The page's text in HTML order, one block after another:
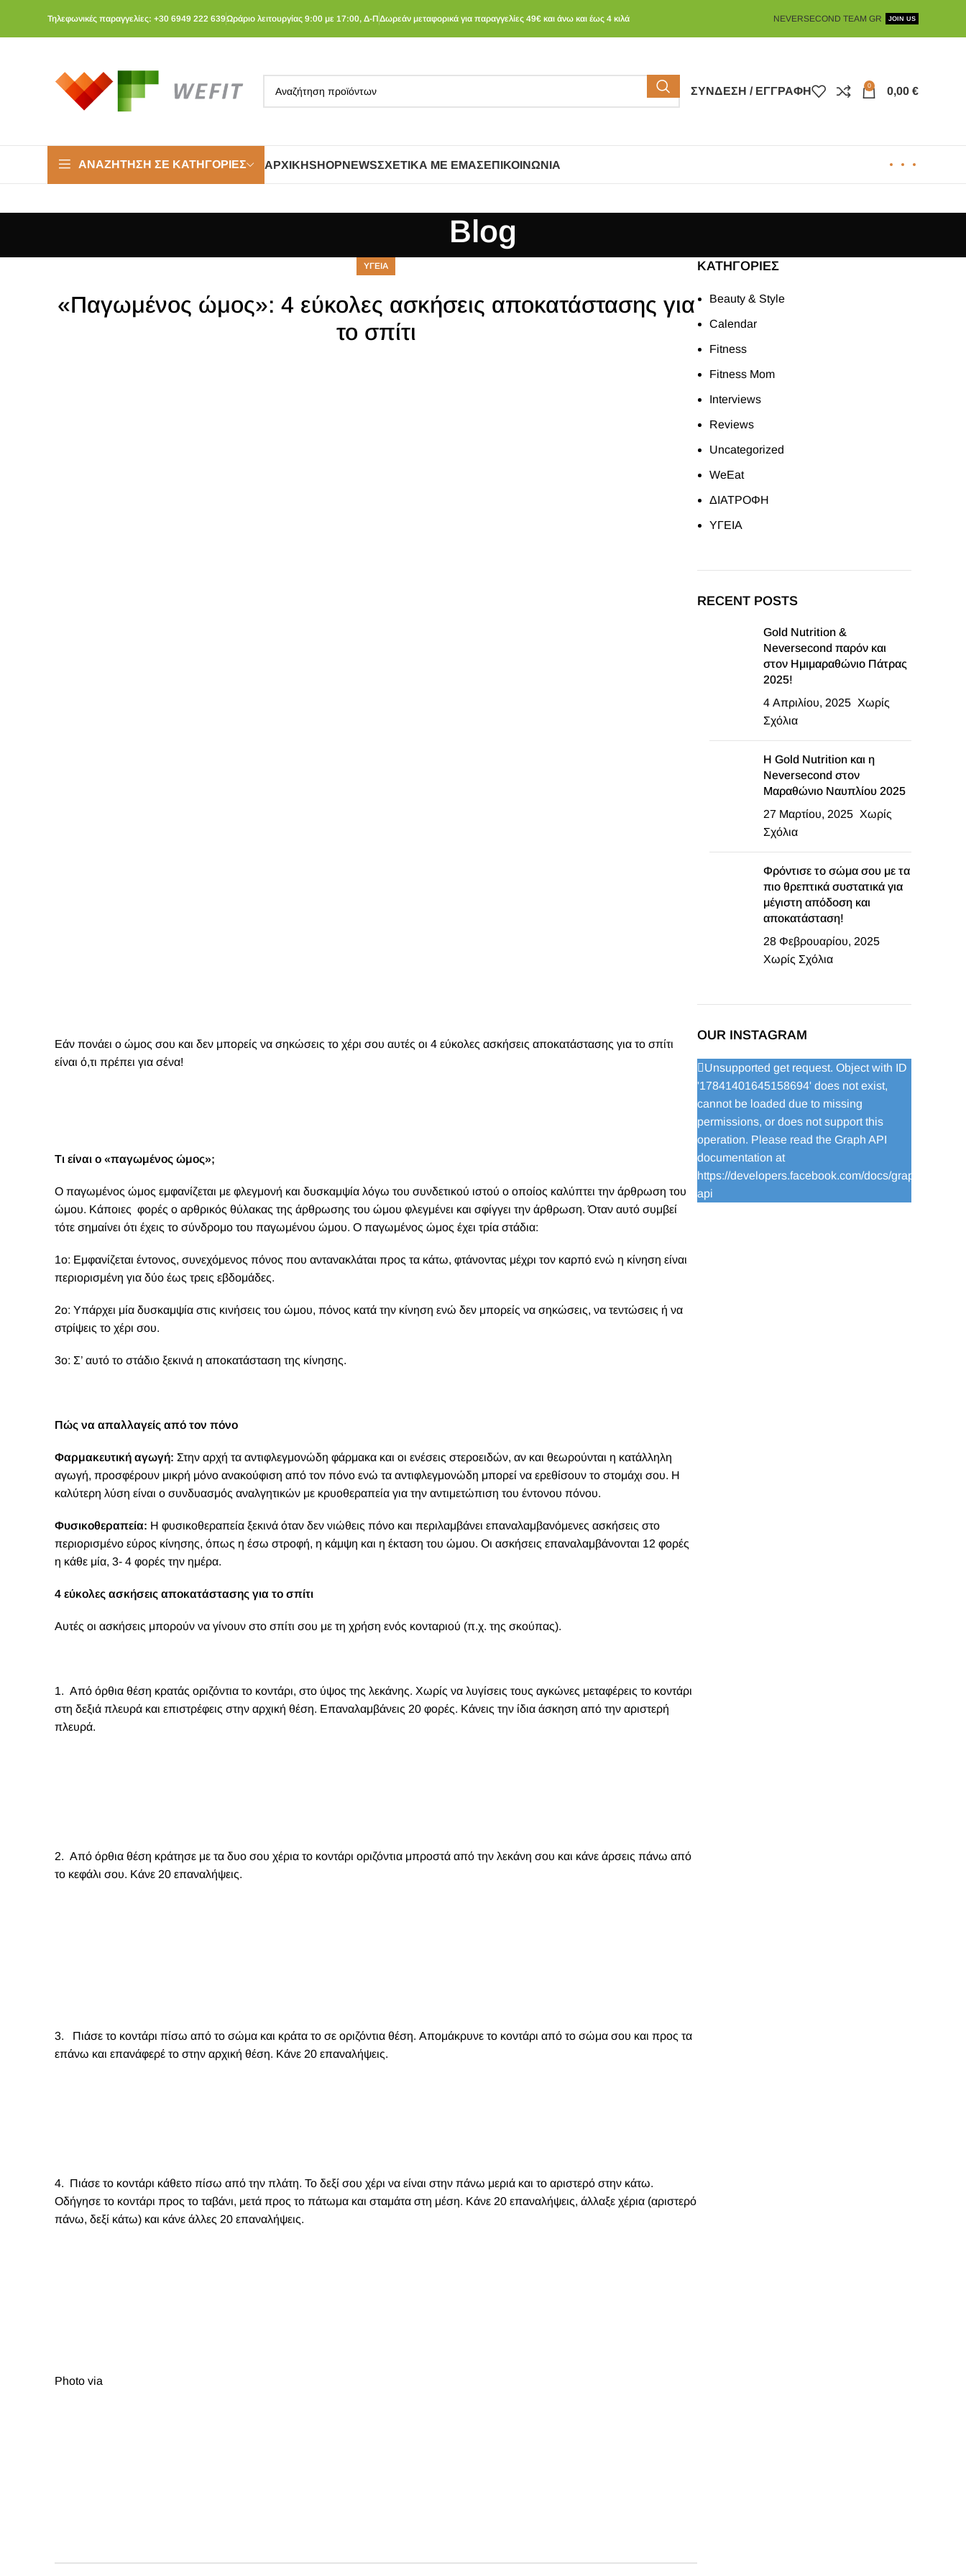
Τηλεφωνικές παραγγελίες: +30 6949 222 639Ωράριο λειτουργίας 9:00 με 17:00, Δ-ΠΔωρεάν μεταφορικά για παραγγελίες 49€ και άνω και έως 4 κιλά NEVERSECOND TEAM GR JOIN US
ΣΎΝΔΕΣΗ / ΕΓΓΡΑΦΉ 0 0,00 €
ΑΝΑΖΉΤΗΣΗ ΣΕ ΚΑΤΗΓΟΡΊΕΣ ΑΡΧΙΚΉSHOPNEWSΣΧΕΤΙΚΆ ΜΕ ΕΜΆΣΕΠΙΚΟΙΝΩΝΊΑ
Blog
ΥΓΕΙΑ
«Παγωμένος ώμος»: 4 εύκολες ασκήσεις αποκατάστασης για
το σπίτι
Εάν πονάει ο ώμος σου και δεν μπορείς να σηκώσεις το χέρι σου αυτές οι 4 εύκολες ασκήσεις αποκατάστασης για το σπίτι
είναι ό,τι πρέπει για σένα!
Τι είναι ο «παγωμένος ώμος»;
Ο παγωμένος ώμος εμφανίζεται με φλεγμονή και δυσκαμψία λόγω του συνδετικού ιστού ο οποίος καλύπτει την άρθρωση του
ώμου. Κάποιες φορές ο αρθρικός θύλακας της άρθρωσης του ώμου φλεγμένει και σφίγγει την άρθρωση. Όταν αυτό συμβεί
τότε σημαίνει ότι έχεις το σύνδρομο του παγωμένου ώμου. Ο παγωμένος ώμος έχει τρία στάδια:
1ο: Εμφανίζεται έντονος, συνεχόμενος πόνος που αντανακλάται προς τα κάτω, φτάνοντας μέχρι τον καρπό ενώ η κίνηση είναι
περιορισμένη για δύο έως τρεις εβδομάδες.
2ο: Υπάρχει μία δυσκαμψία στις κινήσεις του ώμου, πόνος κατά την κίνηση ενώ δεν μπορείς να σηκώσεις, να τεντώσεις ή να
στρίψεις το χέρι σου.
3ο: Σ’ αυτό το στάδιο ξεκινά η αποκατάσταση της κίνησης.
Πώς να απαλλαγείς από τον πόνο
Φαρμακευτική αγωγή: Στην αρχή τα αντιφλεγμονώδη φάρμακα και οι ενέσεις στεροειδών, αν και θεωρούνται η κατάλληλη
αγωγή, προσφέρουν μικρή μόνο ανακούφιση από τον πόνο ενώ τα αντιφλεγμονώδη μπορεί να ερεθίσουν το στομάχι σου. Η
καλύτερη λύση είναι ο συνδυασμός αναλγητικών με κρυοθεραπεία για την αντιμετώπιση του έντονου πόνου.
Φυσικοθεραπεία: Η φυσικοθεραπεία ξεκινά όταν δεν νιώθεις πόνο και περιλαμβάνει επαναλαμβανόμενες ασκήσεις στο
περιορισμένο εύρος κίνησης, όπως η έσω στροφή, η κάμψη και η έκταση του ώμου. Οι ασκήσεις επαναλαμβάνονται 12 φορές
η κάθε μία, 3- 4 φορές την ημέρα.
4 εύκολες ασκήσεις αποκατάστασης για το σπίτι
Αυτές οι ασκήσεις μπορούν να γίνουν στο σπίτι σου με τη χρήση ενός κονταριού (π.χ. της σκούπας).
1. Από όρθια θέση κρατάς οριζόντια το κοντάρι, στο ύψος της λεκάνης. Χωρίς να λυγίσεις τους αγκώνες μεταφέρεις το κοντάρι
στη δεξιά πλευρά και επιστρέφεις στην αρχική θέση. Επαναλαμβάνεις 20 φορές. Κάνεις την ίδια άσκηση από την αριστερή
πλευρά.
2. Από όρθια θέση κράτησε με τα δυο σου χέρια το κοντάρι οριζόντια μπροστά από την λεκάνη σου και κάνε άρσεις πάνω από
το κεφάλι σου. Κάνε 20 επαναλήψεις.
3. Πιάσε το κοντάρι πίσω από το σώμα και κράτα το σε οριζόντια θέση. Απομάκρυνε το κοντάρι από το σώμα σου και προς τα
επάνω και επανάφερέ το στην αρχική θέση. Κάνε 20 επαναλήψεις.
4. Πιάσε το κοντάρι κάθετο πίσω από την πλάτη. Το δεξί σου χέρι να είναι στην πάνω μεριά και το αριστερό στην κάτω.
Οδήγησε το κοντάρι προς το ταβάνι, μετά προς το πάτωμα και σταμάτα στη μέση. Κάνε 20 επαναλήψεις, άλλαξε χέρια (αριστερό
πάνω, δεξί κάτω) και κάνε άλλες 20 επαναλήψεις.
Photo via
KΑΤΗΓΟΡΊΕΣ
Beauty & Style
Calendar
Fitness
Fitness Mom
Interviews
Reviews
Uncategorized
WeEat
ΔΙΑΤΡΟΦΗ
ΥΓΕΙΑ
RECENT POSTS
Gold Nutrition &
Neversecond παρόν και
στον Ημιμαραθώνιο Πάτρας
2025!
4 Απριλίου, 2025 Χωρίς
Σχόλια
Η Gold Nutrition και η
Neversecond στον
Μαραθώνιο Ναυπλίου 2025
27 Μαρτίου, 2025 Χωρίς
Σχόλια
Φρόντισε το σώμα σου με τα
πιο θρεπτικά συστατικά για
μέγιστη απόδοση και
αποκατάσταση!
28 Φεβρουαρίου, 2025
Χωρίς Σχόλια
OUR INSTAGRAM
Unsupported get request. Object with ID
'17841401645158694' does not exist,
cannot be loaded due to missing
permissions, or does not support this
operation. Please read the Graph API
documentation at
https://developers.facebook.com/docs/graph-
api